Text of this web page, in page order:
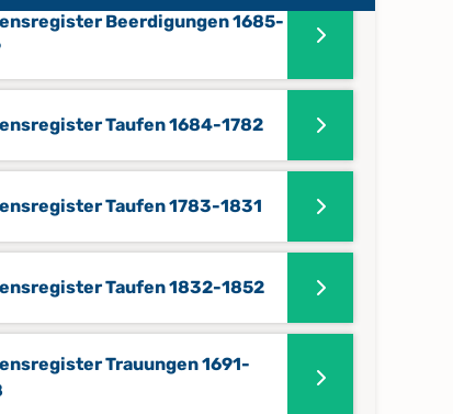
Beerdigungen 1685-
Taufen 1684-1782
Taufen 1783-1831
Taufen 1832-1852
Trauungen 1691-